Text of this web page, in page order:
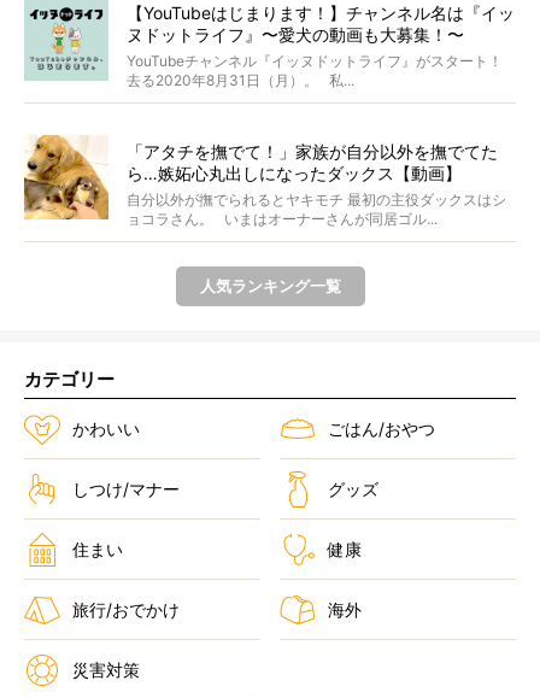
【YouTubeはじまります！】チャンネル名は『イッ
ヌドットライフ』〜愛犬の動画も大募集！〜
YouTubeチャンネル『イッヌドットライフ』がスタート！
去る2020年8月31日（月）。 私...
「アタチを撫でて！」家族が自分以外を撫でてた
ら…嫉妬心丸出しになったダックス【動画】
自分以外が撫でられるとヤキモチ 最初の主役ダックスはシ
ョコラさん。 いまはオーナーさんが同居ゴル...
人気ランキング一覧
カテゴリー
かわいい ごはん/おやつ
しつけ/マナー グッズ
住まい 健康
旅行/おでかけ 海外
災害対策